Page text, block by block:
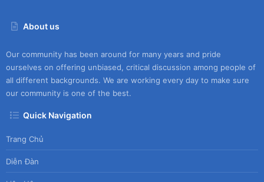
About us
Our community has been around for many years and pride
ourselves on offering unbiased, critical discussion among people of
all different backgrounds. We are working every day to make sure
our community is one of the best.
Quick Navigation
Trang Chủ
Diễn Đàn